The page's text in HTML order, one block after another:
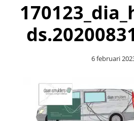
6 februari